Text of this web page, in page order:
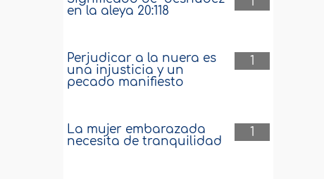
en la aleya 20:118
1
Perjudicar a la nuera es
una injusticia y un
pecado manifiesto
1
La mujer embarazada
necesita de tranquilidad